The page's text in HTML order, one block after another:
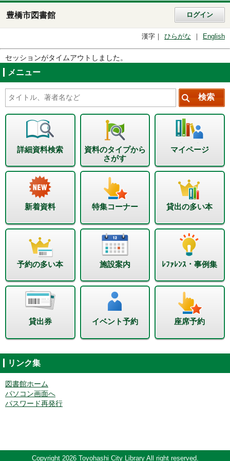
豊橋市図書館 ログイン
漢字 ひらがな English
セッションがタイムアウトしました。
メニュー
詳細資料検索
資料のタイプから
さがす
マイページ
新着資料 特集コーナー 貸出の多い本
予約の多い本 施設案内 ﾚﾌｧﾚﾝｽ・事例集
貸出券 イベント予約 座席予約
リンク集
図書館ホーム
パソコン画面へ
パスワード再発行
Copyright 2026 Toyohashi City Library All right reserved.